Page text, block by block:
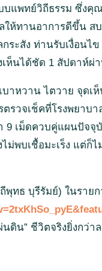
แพทย์วิถีธรรม ซึ่งคุ
ห้ทานอาการดีขึ้น ส
ระสัง ท่านรับเงื่อนไ
ห็นได้ชัด 1 สัปดาห์ผ่
าหวาน ไตวาย จุดเ
ตรวจเช็คที่โรงพย
เม็ดควบคู่แผนปัจจุ
ม่พบเชื้อมะเร็ง แต่
ทธ บุรีรัมย์) ในราย
ดิน” ชีวิตจริงยิ่งกว่